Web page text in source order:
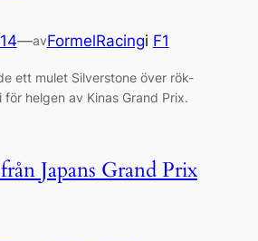
—avFormelRacingi F1
ett mulet Silverstone över rök-
helgen av Kinas Grand Prix.
Japans Grand Prix